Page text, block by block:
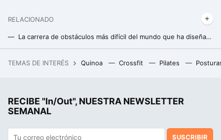
RELACIONADO
La carrera de obstáculos más difícil del mundo que ha diseñado la excampeona del mundo
TEMAS DE INTERÉS Quinoa Crossfit Pilates
RECIBE "In/Out", NUESTRA NEWSLETTER
SEMANAL
SUSCRIBIR